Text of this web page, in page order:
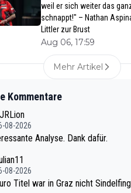
weil er sich weiter das
schnappt!" – Nathan
Littler zur Brust
Aug 06, 17:59
Mehr Artikel
Kommentare
08-2026
Analyse. Dank dafür.
08-2026
Titel war in Graz nicht